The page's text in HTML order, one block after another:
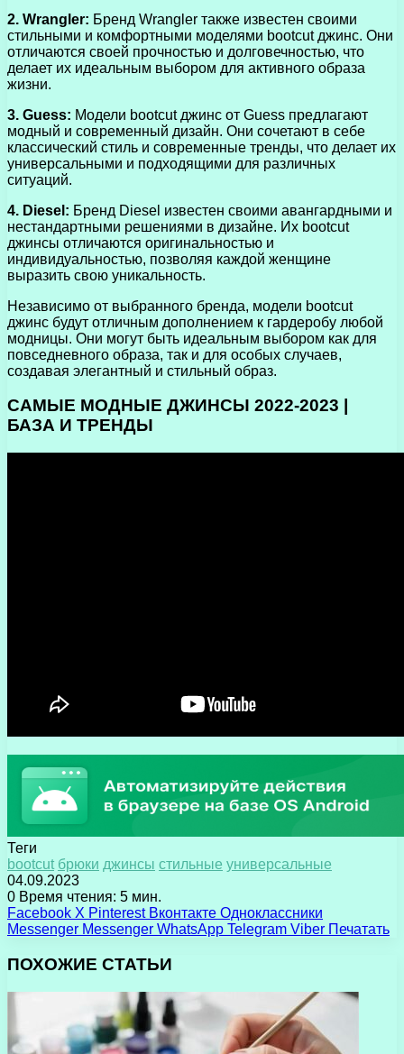
2. Wrangler: Бренд Wrangler также известен своими
стильными и комфортными моделями bootcut джинс. Они
отличаются своей прочностью и долговечностью, что
делает их идеальным выбором для активного образа
жизни.
3. Guess: Модели bootcut джинс от Guess предлагают
модный и современный дизайн. Они сочетают в себе
классический стиль и современные тренды, что делает их
универсальными и подходящими для различных
ситуаций.
4. Diesel: Бренд Diesel известен своими авангардными и
нестандартными решениями в дизайне. Их bootcut
джинсы отличаются оригинальностью и
индивидуальностью, позволяя каждой женщине
выразить свою уникальность.
Независимо от выбранного бренда, модели bootcut
джинс будут отличным дополнением к гардеробу любой
модницы. Они могут быть идеальным выбором как для
повседневного образа, так и для особых случаев,
создавая элегантный и стильный образ.
САМЫЕ МОДНЫЕ ДЖИНСЫ 2022-2023 |
БАЗА И ТРЕНДЫ
Теги
bootcut брюки джинсы стильные универсальные
04.09.2023
0 Время чтения: 5 мин.
Facebook X Pinterest Вконтакте Одноклассники
Messenger Messenger WhatsApp Telegram Viber Печатать
ПОХОЖИЕ СТАТЬИ